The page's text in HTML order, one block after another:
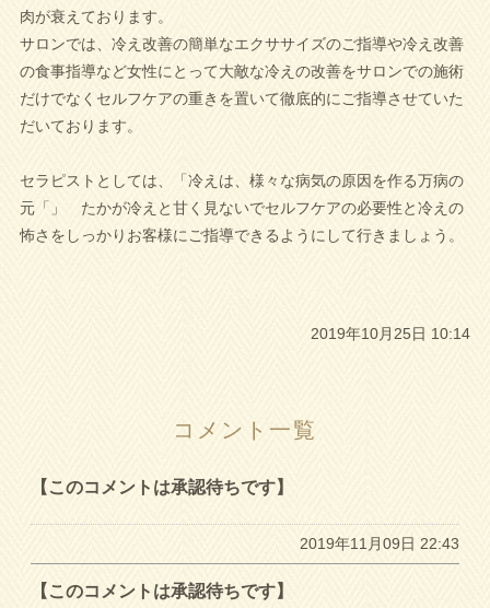
肉が衰えております。
サロンでは、冷え改善の簡単なエクササイズのご指導や冷え改善
の食事指導など女性にとって大敵な冷えの改善をサロンでの施術
だけでなくセルフケアの重きを置いて徹底的にご指導させていた
だいております。
セラピストとしては、「冷えは、様々な病気の原因を作る万病の
元「」 たかが冷えと甘く見ないでセルフケアの必要性と冷えの
怖さをしっかりお客様にご指導できるようにして行きましょう。
2019年10月25日 10:14
コメント一覧
【このコメントは承認待ちです】
2019年11月09日 22:43
【このコメントは承認待ちです】